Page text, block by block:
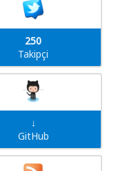
250
Takipçi
↓
GitHub